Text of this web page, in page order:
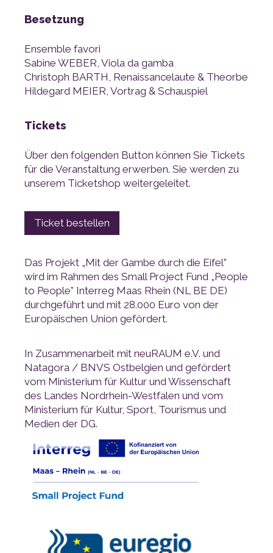
Besetzung
Ensemble favori
Sabine WEBER, Viola da gamba
Christoph BARTH, Renaissancelaute & Theorbe
Hildegard MEIER, Vortrag & Schauspiel
Tickets
unserem Ticketshop weitergeleitet.
Ticket bestellen
Europäischen Union gefördert.
Medien der DG.